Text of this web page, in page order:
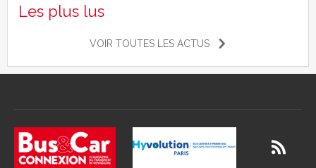
Les plus lus
VOIR TOUTES LES ACTUS